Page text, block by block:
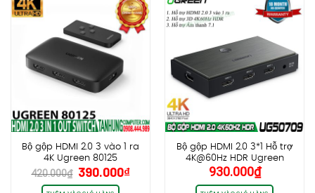
Bộ gộp HDMI 2.0 3 vào 1 ra
4K Ugreen 80125
420.000₫ Giá
gốc
390.000₫Giá
Bộ gộp HDMI 2.0 3*1 Hỗ trợ
4K@60Hz HDR Ugreen
50709
930.000₫